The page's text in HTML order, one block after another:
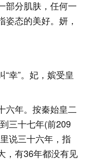
部分肌肤，任何一
态的美好。妍，
幸”。妃，嫔受皇
六年。按秦始皇二
三十七年(前209
说三十六年，指
，有36年都没有见